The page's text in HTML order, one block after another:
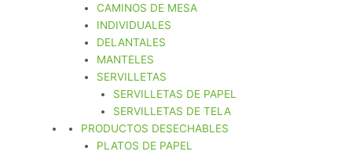
CAMINOS DE MESA
INDIVIDUALES
DELANTALES
MANTELES
SERVILLETAS
SERVILLETAS DE PAPEL
SERVILLETAS DE TELA
PRODUCTOS DESECHABLES
PLATOS DE PAPEL